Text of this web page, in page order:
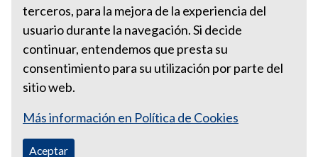
Santa Sede
Hora Santa
terceros, para la mejora de la experiencia del
usuario durante la navegación. Si decide
continuar, entendemos que presta su
consentimiento para su utilización por parte del
sitio web.
Más información en Política de Cookies
Aceptar